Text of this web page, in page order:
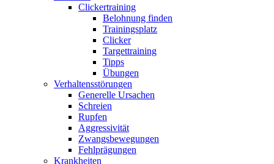
Clickertraining
Belohnung finden
Trainingsplatz
Clicker
Targettraining
Tipps
Übungen
Verhaltensstörungen
Generelle Ursachen
Schreien
Rupfen
Aggressivität
Zwangsbewegungen
Fehlprägungen
Krankheiten